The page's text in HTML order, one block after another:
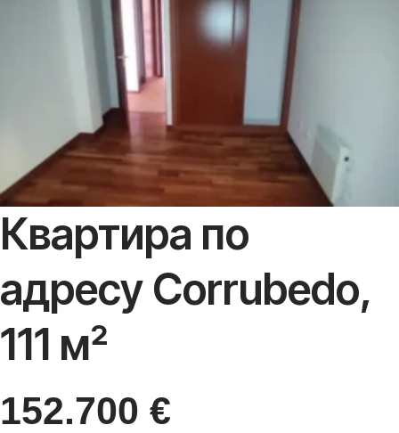
Квартира по
адресу Corrubedo,
111 м²
152.700 €